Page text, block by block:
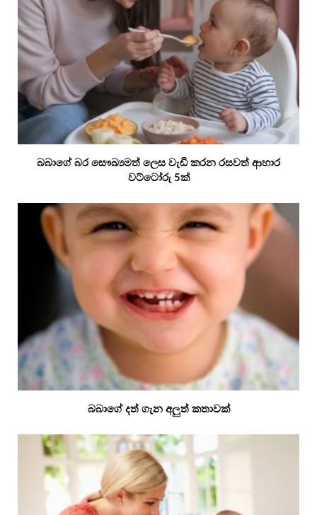
බබාගේ බර සෞඛ්‍යමත් ලෙස වැඩි කරන රසවත් ආහාර
වට්ටෝරු 5ක්
බබාගේ දත් ගැන අලුත් කතාවක්